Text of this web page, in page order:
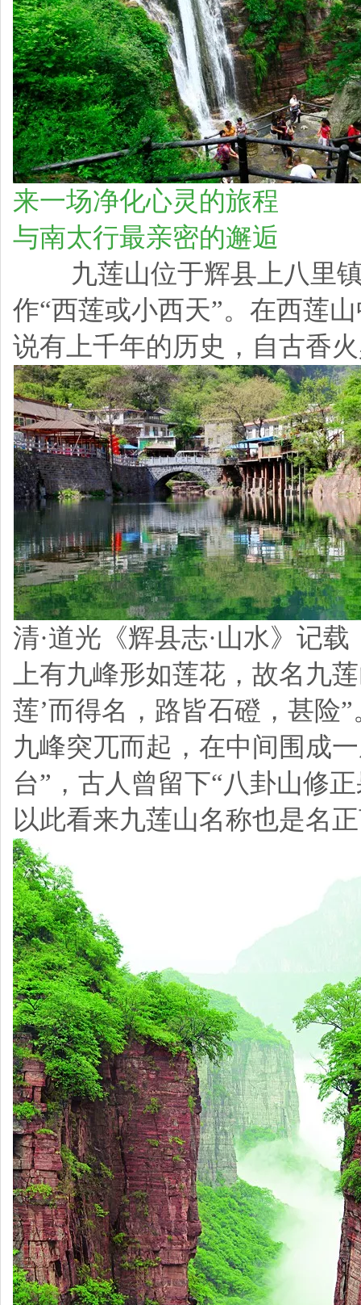
来一场净化心灵的旅程
与南太行最亲密的邂逅
九莲山位于辉县上八里
作“西莲或小西天”。在西莲
说有上千年的历史，自古香
清·道光《辉县志·山水》记
上有九峰形如莲花，故名九
莲’而得名，路皆石磴，甚险”
九峰突兀而起，在中间围成
台”，古人曾留下“八卦山修
以此看来九莲山名称也是名